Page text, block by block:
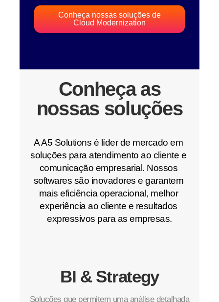
Conheça nossas soluções de
Cloud Modernization
Conheça as
nossas soluções
A A5 Solutions é líder de mercado em
soluções para atendimento ao cliente e
comunicação empresarial. Nossos
softwares são inovadores e garantem
mais eficiência operacional, melhor
experiência ao cliente e resultados
expressivos para as empresas.
BI & Strategy
Soluções que permitem uma análise detalhada